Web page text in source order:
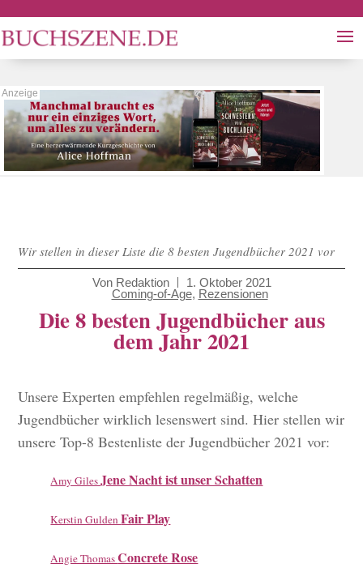
Wir stellen in dieser Liste die 8 besten Jugendbücher 2021 vor
Von Redaktion
1. Oktober 2021
Coming-of-Age, Rezensionen
Die 8 besten Jugendbücher aus
dem Jahr 2021
Unsere Experten empfehlen regelmäßig, welche
Jugendbücher wirklich lesenswert sind. Hier stellen wir
unsere Top-8 Bestenliste der Jugendbücher 2021 vor:
Amy GilesJene Nacht ist unser Schatten
Kerstin GuldenFair Play
Angie ThomasConcrete Rose